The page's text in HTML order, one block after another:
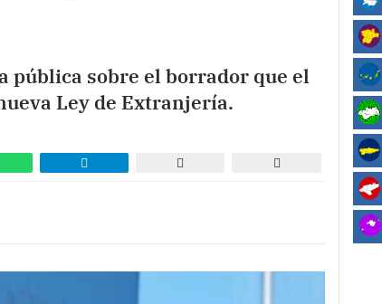
pública sobre el borrador que el
Ley de Extranjería.